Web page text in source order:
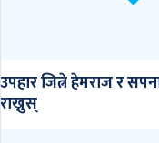
उपहार जित्ने हेमराज र
राख्नुस्